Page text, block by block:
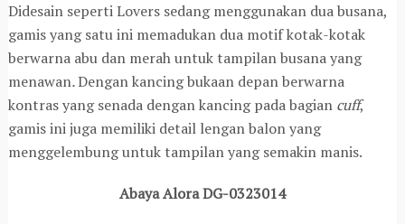
Didesain seperti Lovers sedang menggunakan dua busana,
gamis yang satu ini memadukan dua motif kotak-kotak
berwarna abu dan merah untuk tampilan busana yang
menawan.Dengan kancing bukaan depan berwarna
kontras yang senada dengan kancing pada bagian cuff,
gamis ini juga memiliki detail lengan balon yang
menggelembung untuk tampilan yang semakin manis.
Abaya Alora DG-0323014